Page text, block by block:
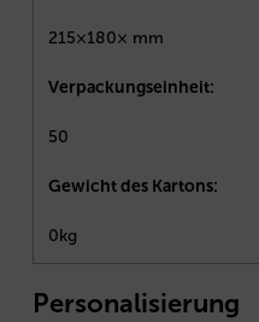
215×180× mm
Verpackungseinheit:
50
Gewicht des Kartons:
0kg
Personalisierung